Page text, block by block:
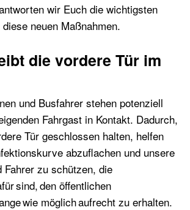
wir Euch die wichtigsten
neuen Maßnahmen.
die vordere Tür im
und Busfahrer stehen potenziell
Fahrgast in Kontakt. Dadurch,
Tür geschlossen halten, helfen
abzuflachen und unsere
Fahrer zu schützen, die
sind, den öffentlichen
wie möglich aufrecht zu erhalten.